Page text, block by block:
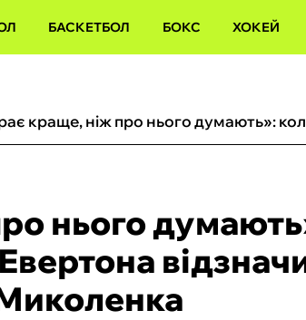
БАСКЕТБОЛ БОКС ХОКЕЙ
нього